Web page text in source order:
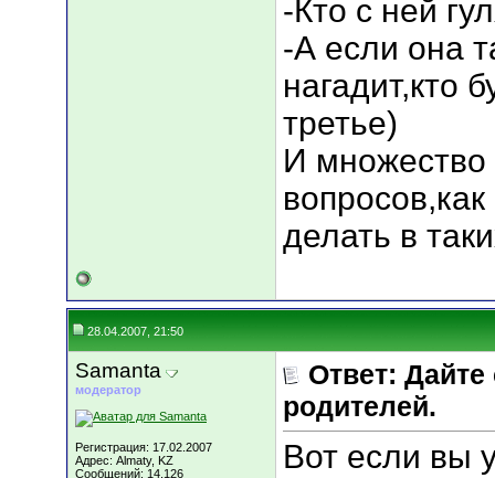
-Кто с ней
-А если она
нагадит,кто
третье)
И множество
делать в
28.04.2007, 21:50
Samanta
модератор
Регистрация: 17.02.2007
Адрес: Almaty, KZ
Сообщений: 14,126
Ответ: Дайте
родителей.
Вот если вы